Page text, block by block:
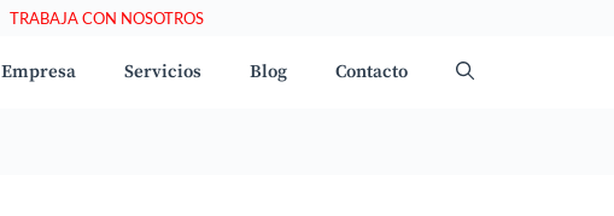
TRABAJA CON NOSOTROS
Empresa Servicios Blog Contacto